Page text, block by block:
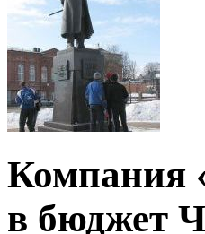
Компания
в бюджет